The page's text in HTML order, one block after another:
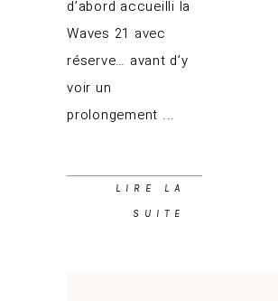
d’abord accueilli la
Waves 21 avec
réserve… avant d’y
voir un
prolongement
LIRE LA
SUITE